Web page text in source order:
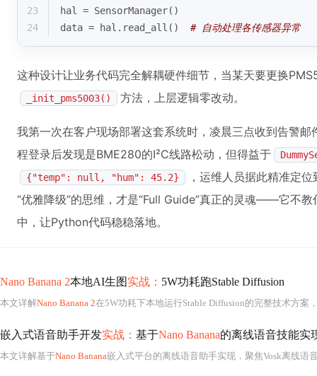
23
hal = SensorManager()
24
data = hal.read_all() # 自动处理各传感器异常
这种设计让业务代码完全解耦硬件细节，当某天要更换
_init_pms5003() 方法，上层逻辑零改动。
我第一次在客户现场部署这套系统时，凌晨三点收到告警
程登录后发现是BME280的I²C线路松动，但得益于
{"temp": null, "hum": 45.2}
，运维人员据此精准定
“优雅降级”的思维，才是“Full Guide”真正的灵魂——它不
中，让Python代码稳稳落地。
Nano Banana 2本地AI生图 实战： 5W功耗跑Stable Diffusion
本文详解Nano Banana 2在5W功耗下本地运行Stable Diffusion的完整技术方案，涵盖Mali-G52 GPU的FP16推理优化、INT4+FP16模型量化、USB 3.0带宽利用、被动散热设计及五大落地玩法（摄像头直连生图、OLED旋钮交互、SD卡即插即用模型库、GPIO一键
嵌入式语音助手开发实战： 基于Nano Banana的离线语音技能实
本文详解基于Nano Banana嵌入式平台的离线语音助手实现，聚焦Vosk离线语音识别、唤醒词引擎（Porcupine/Snowboy）集成、音频前端处理（AEC/波束